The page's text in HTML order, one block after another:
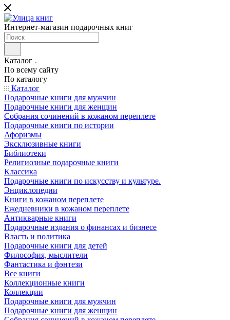
Интернет-магазин подарочных книг
Каталог
По всему сайту
По каталогу
Каталог
Подарочные книги для мужчин
Подарочные книги для женщин
Собрания сочинений в кожаном переплете
Подарочные книги по истории
Афоризмы
Эксклюзивные книги
Библиотеки
Религиозные подарочные книги
Классика
Подарочные книги по искусству и культуре.
Энциклопедии
Книги в кожаном переплете
Ежедневники в кожаном переплете
Антикварные книги
Подарочные издания о финансах и бизнесе
Власть и политика
Подарочные книги для детей
Философия, мыслители
Фантастика и фэнтези
Все книги
Коллекционные книги
Коллекции
Подарочные книги для мужчин
Подарочные книги для женщин